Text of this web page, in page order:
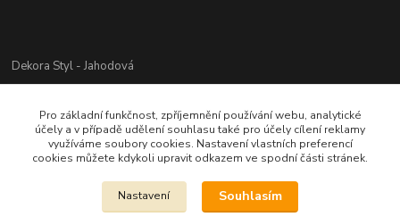
Dekora Styl - Jahodová
721312944
info@zbozi-darky.cz
Pro základní funkčnost, zpříjemnění používání webu, analytické
účely a v případě udělení souhlasu také pro účely cílení reklamy
využíváme soubory cookies. Nastavení vlastních preferencí
cookies můžete kdykoli upravit odkazem ve spodní části stránek.
Nastavení Souhlasím